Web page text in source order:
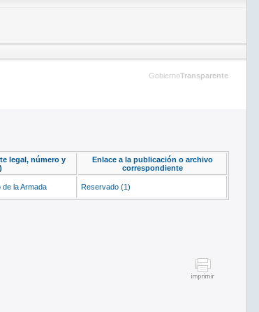
GobiernoTransparente
legal, número y
Enlace a la publicación o archivo
correspondiente
la Armada Reservado (1)